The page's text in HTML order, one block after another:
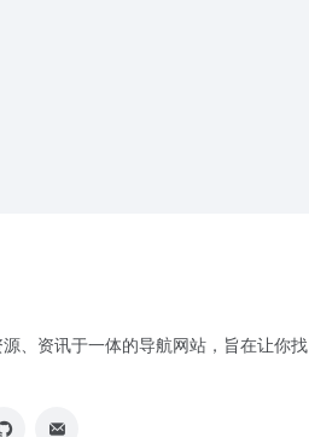
、资讯于一体的导航网站，旨在让你找